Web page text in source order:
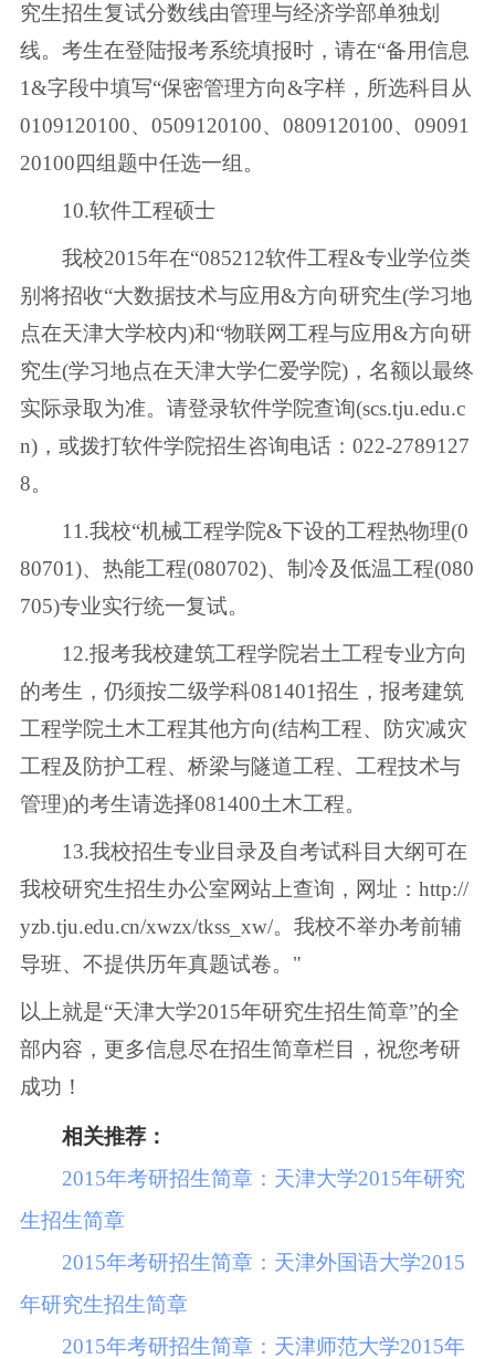
究生招生复试分数线由管理与经济学部单独划
线。考生在登陆报考系统填报时，请在“备用信息
1&字段中填写“保密管理方向&字样，所选科目从
0109120100、0509120100、0809120100、09091
20100四组题中任选一组。
10.软件工程硕士
我校2015年在“085212软件工程&专业学位类
别将招收“大数据技术与应用&方向研究生(学习地
点在天津大学校内)和“物联网工程与应用&方向研
究生(学习地点在天津大学仁爱学院)，名额以最终
实际录取为准。请登录软件学院查询(scs.tju.edu.c
n)，或拨打软件学院招生咨询电话：022-2789127
8。
11.我校“机械工程学院&下设的工程热物理(0
80701)、热能工程(080702)、制冷及低温工程(080
705)专业实行统一复试。
12.报考我校建筑工程学院岩土工程专业方向
的考生，仍须按二级学科081401招生，报考建筑
工程学院土木工程其他方向(结构工程、防灾减灾
工程及防护工程、桥梁与隧道工程、工程技术与
管理)的考生请选择081400土木工程。
13.我校招生专业目录及自考试科目大纲可在
我校研究生招生办公室网站上查询，网址：http://
yzb.tju.edu.cn/xwzx/tkss_xw/。我校不举办考前辅
导班、不提供历年真题试卷。"
以上就是“天津大学2015年研究生招生简章”的全
部内容，更多信息尽在招生简章栏目，祝您考研
成功！
相关推荐：
2015年考研招生简章：天津大学2015年研究
生招生简章
2015年考研招生简章：天津外国语大学2015
年研究生招生简章
2015年考研招生简章：天津师范大学2015年